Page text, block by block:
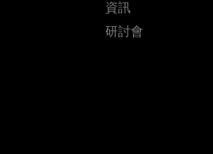
資訊
研討會